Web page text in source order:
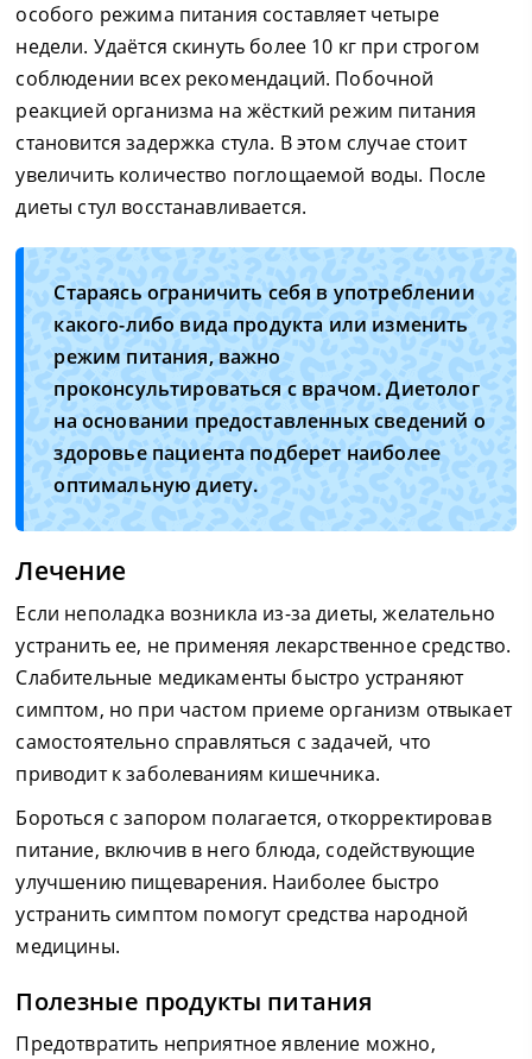
особого режима питания составляет четыре
недели. Удаётся скинуть более 10 кг при строгом
соблюдении всех рекомендаций. Побочной
реакцией организма на жёсткий режим питания
становится задержка стула. В этом случае стоит
увеличить количество поглощаемой воды. После
диеты стул восстанавливается.
Стараясь ограничить себя в употреблении
какого-либо вида продукта или изменить
режим питания, важно
проконсультироваться с врачом. Диетолог
на основании предоставленных сведений о
здоровье пациента подберет наиболее
оптимальную диету.
Лечение
Если неполадка возникла из-за диеты, желательно
устранить ее, не применяя лекарственное средство.
Слабительные медикаменты быстро устраняют
симптом, но при частом приеме организм отвыкает
самостоятельно справляться с задачей, что
приводит к заболеваниям кишечника.
Бороться с запором полагается, откорректировав
питание, включив в него блюда, содействующие
улучшению пищеварения. Наиболее быстро
устранить симптом помогут средства народной
медицины.
Полезные продукты питания
Предотвратить неприятное явление можно,